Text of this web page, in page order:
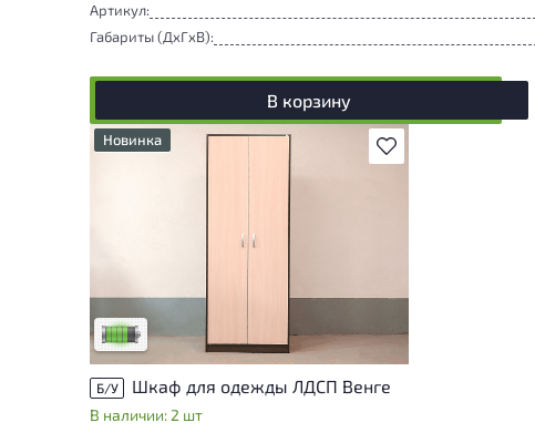
Артикул:
Габариты (ДxГxВ):
В корзину
В избранное
Новинка
удобство его использования
Низкая степень износа
Б/У Шкаф для одежды ЛДСП Венге
В наличии: 2 шт